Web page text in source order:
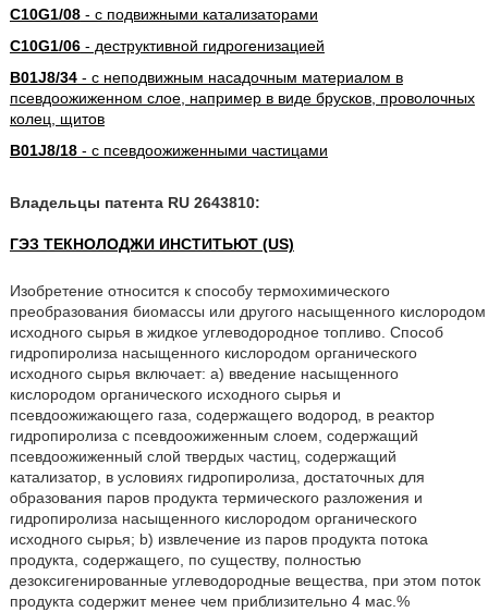
C10G1/08- с подвижными катализаторами
C10G1/06- деструктивной гидрогенизацией
B01J8/34- с неподвижным насадочным материалом в
псевдоожиженном слое, например в виде брусков, проволочных
колец, щитов
B01J8/18- с псевдоожиженными частицами
Владельцы патента RU 2643810:
ГЭЗ ТЕКНОЛОДЖИ ИНСТИТЬЮТ (US)
Изобретение относится к способу термохимического
преобразования биомассы или другого насыщенного кислородом
исходного сырья в жидкое углеводородное топливо. Способ
гидропиролиза насыщенного кислородом органического
исходного сырья включает: а) введение насыщенного
кислородом органического исходного сырья и
псевдоожижающего газа, содержащего водород, в реактор
гидропиролиза с псевдоожиженным слоем, содержащий
псевдоожиженный слой твердых частиц, содержащий
катализатор, в условиях гидропиролиза, достаточных для
образования паров продукта термического разложения и
гидропиролиза насыщенного кислородом органического
исходного сырья; b) извлечение из паров продукта потока
продукта, содержащего, по существу, полностью
дезоксигенированные углеводородные вещества, при этом поток
продукта содержит менее чем приблизительно 4 мас.%